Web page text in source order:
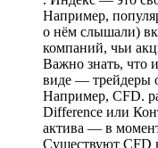
Например,
о нём слышали)
компаний, чьи
Важно знать, что
виде — трейдеры
Например, CFD.
Difference или
актива — в
Существуют CFD